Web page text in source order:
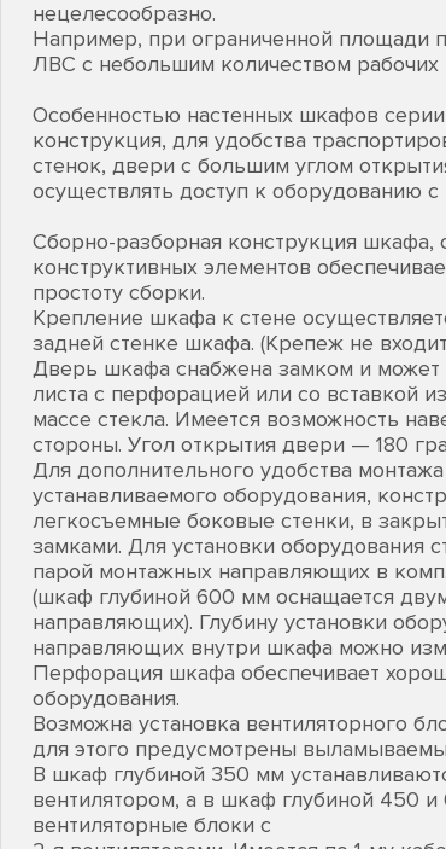
нецелесообразно.
Например, при ограниченной площади
ЛВС с небольшим количеством рабочих
Особенностью настенных шкафов
конструкция, для удобства
стенок, двери с большим углом
осуществлять доступ к оборудованию с
Сборно-разборная конструкция шкафа,
конструктивных элементов
простоту сборки.
Крепление шкафа к стене
задней стенке шкафа. (Крепеж не
Дверь шкафа снабжена замком и может
листа с перфорацией или со вставкой
массе стекла. Имеется возможность
стороны. Угол открытия двери — 180
Для дополнительного удобства
устанавливаемого оборудования,
легкосъемные боковые стенки, в
замками. Для установки оборудования
парой монтажных направляющих в
(шкаф глубиной 600 мм оснащается
направляющих). Глубину установки
направляющих внутри шкафа можно
Перфорация шкафа обеспечивает
оборудования.
Возможна установка вентиляторного
для этого предусмотрены
В шкаф глубиной 350 мм
вентилятором, а в шкаф глубиной 450
вентиляторные блоки с